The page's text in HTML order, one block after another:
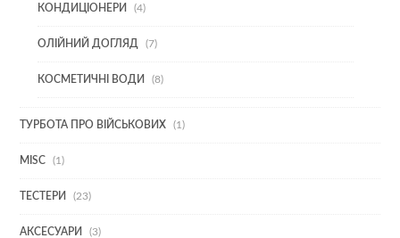
КОНДИЦІОНЕРИ
44
ОЛІЙНИЙ ДОГЛЯД
77
КОСМЕТИЧНІ ВОДИ
88
ТУРБОТА ПРО ВІЙСЬКОВИХ 11
MISC
11
ТЕСТЕРИ
2323
АКСЕСУАРИ
33